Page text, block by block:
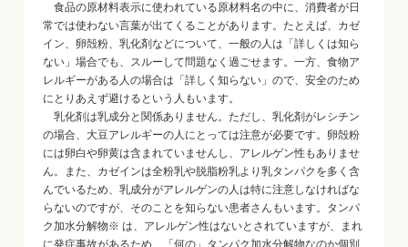
食品の原材料表示に使われている原材料名の中に、消費者が日
常では使わない言葉が出てくることがあります。たとえば、カゼ
イン、卵殻粉、乳化剤などについて、一般の人は「詳しくは知ら
ない」場合でも、スルーして問題なく過ごせます。一方、食物ア
レルギーがある人の場合は「詳しく知らない」ので、安全のため
にとりあえず避けるという人もいます。
乳化剤は乳成分と関係ありません。ただし、乳化剤がレシチン
の場合、大豆アレルギーの人にとっては注意が必要です。卵殻粉
には卵白や卵黄は含まれていませんし、アレルゲン性もありませ
ん。また、カゼインは全粉乳や脱脂粉乳より乳タンパクを多く含
んでいるため、乳成分がアレルゲンの人は特に注意しなければな
らないのですが、そのことを知らない患者さんもいます。タンパ
ク加水分解物※ は、アレルゲン性はないとされていますが、まれ
に発症事故があるため、「何の」タンパク加水分解物なのか個別